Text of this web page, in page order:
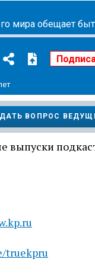
мира обещает
ВОПРОС
выпуски
truekpru